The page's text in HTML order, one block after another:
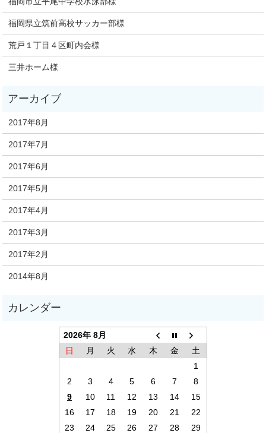
福岡県立筑前高校サッカー部様
荒戸１丁目４区町内会様
三井ホーム様
2017年8月
2017年7月
2017年6月
2017年5月
2017年4月
2017年3月
2017年2月
2014年8月
2026年 8月
日
月 火 水 木 金
土
1
2
3 4 5 6 7
8
9
10 11 12 13 14
15
16
17 18 19 20 21
22
23
24 25 26 27 28
29